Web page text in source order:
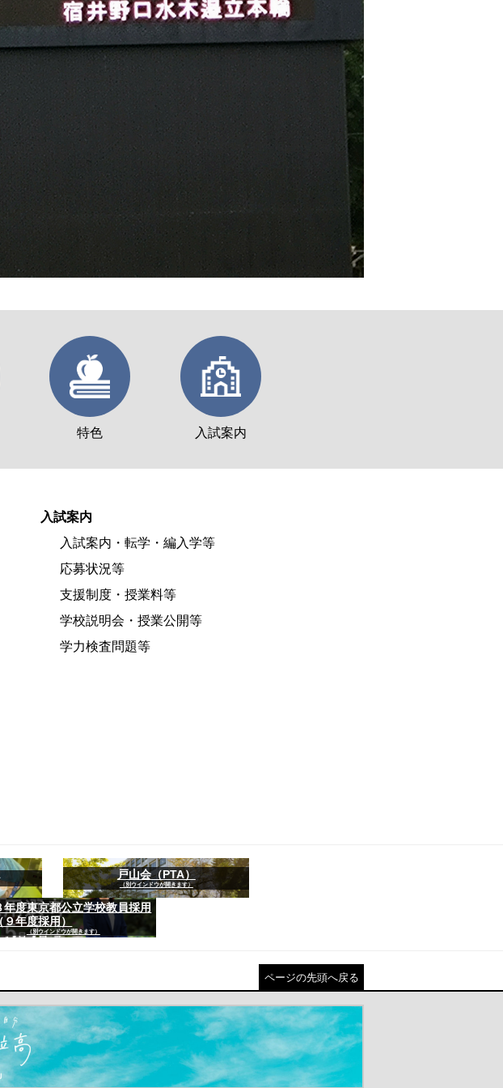
特色 入試案内
入試案内
入試案内・転学・編入学等
応募状況等
支援制度・授業料等
学校説明会・授業公開等
学力検査問題等
戸山会（PTA）
（別ウインドウが開きます）
年度東京都公立学校教員採用
年度採用）
（別ウインドウが開きます）
ページの先頭へ戻る